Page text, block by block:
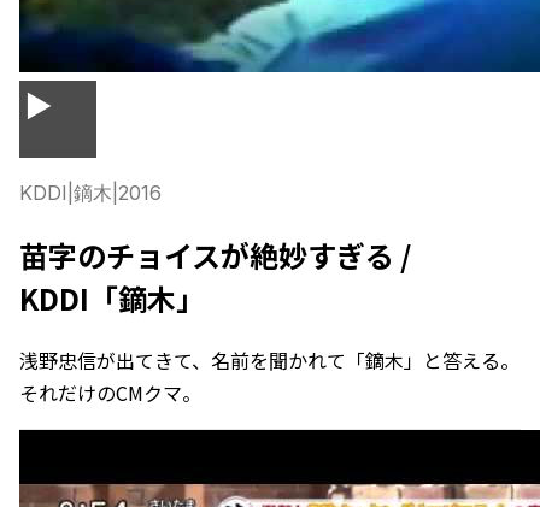
▶
KDDI 鏑木 2016
苗字のチョイスが絶妙すぎる /
KDDI「鏑木」
浅野忠信が出てきて、名前を聞かれて「鏑木」と答える。
それだけのCMクマ。